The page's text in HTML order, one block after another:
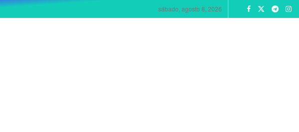
sábado, agosto 8, 2026